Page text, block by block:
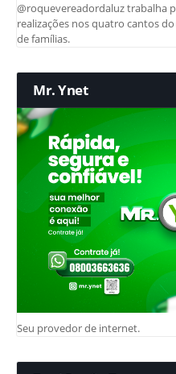
@roquevereadordaluz trabalha
realizações nos quatro cantos
de famílias.
Mr. Ynet
Seu provedor de internet.